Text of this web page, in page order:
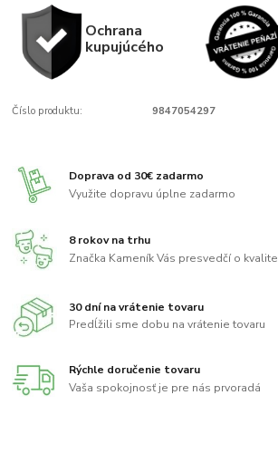
Ochrana
kupujúcého
Číslo produktu: 9847054297
Doprava od 30€ zadarmo
Využite dopravu úplne zadarmo
8 rokov na trhu
Značka Kameník Vás presvedčí o kvalite
30 dní na vrátenie tovaru
Predĺžili sme dobu na vrátenie tovaru
Rýchle doručenie tovaru
Vaša spokojnosť je pre nás prvoradá